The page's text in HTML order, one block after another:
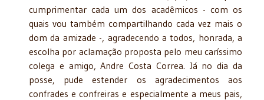
cumprimentar cada um dos acadêmicos - com os
quais vou também compartilhando cada vez mais o
dom da amizade -, agradecendo a todos, honrada, a
escolha por aclamação proposta pelo meu caríssimo
colega e amigo, Andre Costa Correa. Já no dia da
posse, pude estender os agradecimentos aos
confrades e confreiras e especialmente a meus pais,